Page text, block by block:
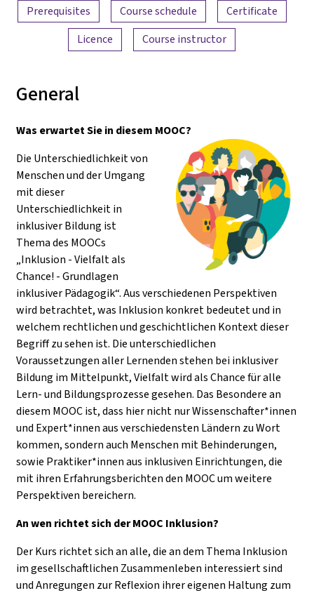
Prerequisites
Course schedule
Certificate
Licence
Course instructor
General
Was erwartet Sie in diesem MOOC?
Die Unterschiedlichkeit von
Menschen und der Umgang
mit dieser
Unterschiedlichkeit in
inklusiver Bildung ist
Thema des MOOCs
„Inklusion - Vielfalt als
Chance! - Grundlagen
inklusiver Pädagogik“. Aus verschiedenen Perspektiven
wird betrachtet, was Inklusion konkret bedeutet und in
welchem rechtlichen und geschichtlichen Kontext dieser
Begriff zu sehen ist. Die unterschiedlichen
Voraussetzungen aller Lernenden stehen bei inklusiver
Bildung im Mittelpunkt, Vielfalt wird als Chance für alle
Lern- und Bildungsprozesse gesehen. Das Besondere an
diesem MOOC ist, dass hier nicht nur Wissenschafter*innen
und Expert*innen aus verschiedensten Ländern zu Wort
kommen, sondern auch Menschen mit Behinderungen,
sowie Praktiker*innen aus inklusiven Einrichtungen, die
mit ihren Erfahrungsberichten den MOOC um weitere
Perspektiven bereichern.
An wen richtet sich der MOOC Inklusion?
Der Kurs richtet sich an alle, die an dem Thema Inklusion
im gesellschaftlichen Zusammenleben interessiert sind
und Anregungen zur Reflexion ihrer eigenen Haltung zum